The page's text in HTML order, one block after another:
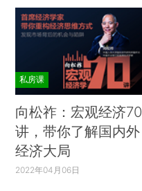
私房课
向松祚：宏观经济70
讲，带你了解国内外
经济大局
2022年04月06日